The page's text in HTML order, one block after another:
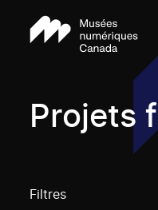
Projets
Filtres